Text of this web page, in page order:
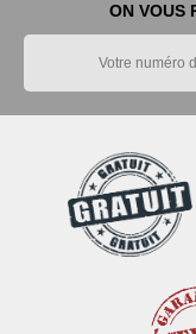
ON VOUS